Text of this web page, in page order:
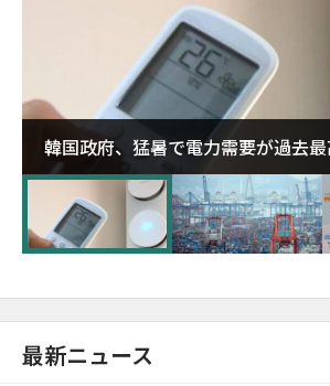
韓国政府、猛暑で電力需要が過去
に需給対応体制を点検
最新ニュース